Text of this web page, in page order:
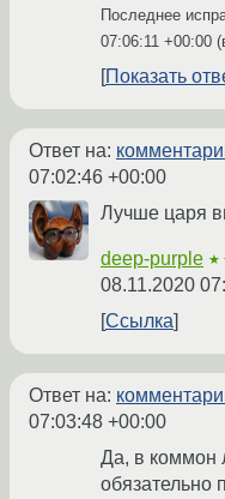
Последнее
07:06:11 +00:00
Показать
Ответ на:
07:02:46 +00:00
Лучше царя
deep-purple
08.11.2020
Ссылка
Ответ на:
07:03:48 +00:00
Да, в коммон
обязательно